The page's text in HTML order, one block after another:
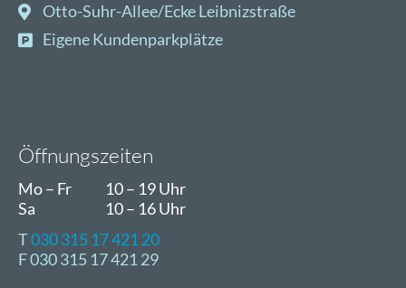
Otto-Suhr-Allee/Ecke Leibnizstraße
Eigene Kundenparkplätze
Öffnungszeiten
Mo – Fr
10 – 19 Uhr
Sa
10 – 16 Uhr
T030 315 17 421 20
F 030 315 17 421 29